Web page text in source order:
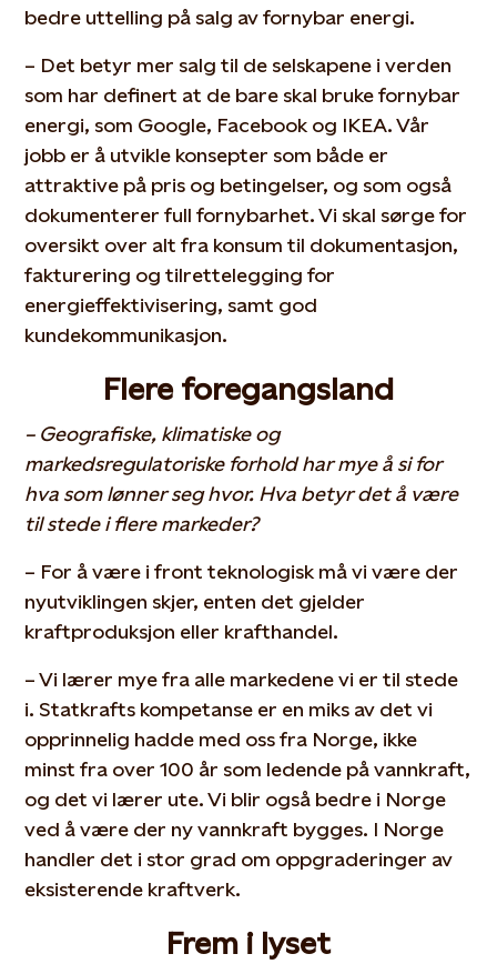
bedre uttelling på salg av fornybar energi.
– Det betyr mer salg til de selskapene i verden
som har definert at de bare skal bruke fornybar
energi, som Google, Facebook og IKEA. Vår
jobb er å utvikle konsepter som både er
attraktive på pris og betingelser, og som også
dokumenterer full fornybarhet. Vi skal sørge for
oversikt over alt fra konsum til dokumentasjon,
fakturering og tilrettelegging for
energieffektivisering, samt god
kundekommunikasjon.
Flere foregangsland
– Geografiske, klimatiske og
markedsregulatoriske forhold har mye å si for
hva som lønner seg hvor. Hva betyr det å være
til stede i flere markeder?
– For å være i front teknologisk må vi være der
nyutviklingen skjer, enten det gjelder
kraftproduksjon eller krafthandel.
– Vi lærer mye fra alle markedene vi er til stede
i. Statkrafts kompetanse er en miks av det vi
opprinnelig hadde med oss fra Norge, ikke
minst fra over 100 år som ledende på vannkraft,
og det vi lærer ute. Vi blir også bedre i Norge
ved å være der ny vannkraft bygges. I Norge
handler det i stor grad om oppgraderinger av
eksisterende kraftverk.
Frem i lyset